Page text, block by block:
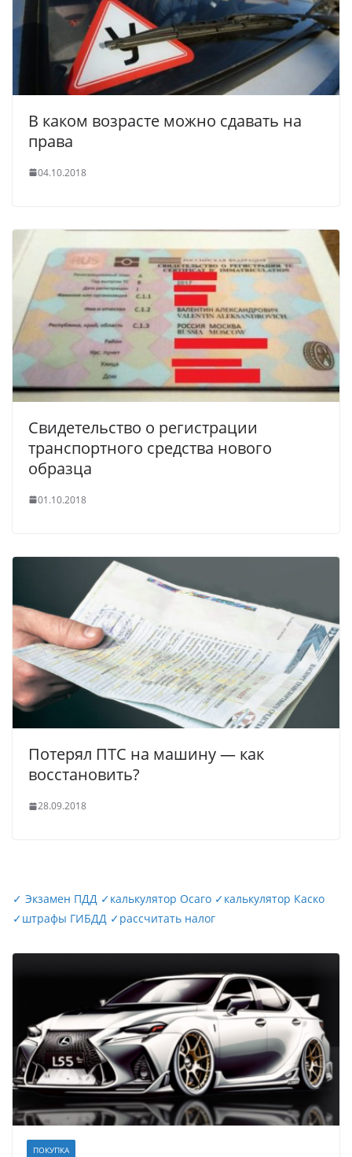
В каком возрасте можно сдавать на
права
04.10.2018
Свидетельство о регистрации
транспортного средства нового
образца
01.10.2018
Потерял ПТС на машину — как
восстановить?
28.09.2018
✓ Экзамен ПДД ✓калькулятор Осаго ✓калькулятор Каско
✓штрафы ГИБДД ✓рассчитать налог
ПОКУПКА